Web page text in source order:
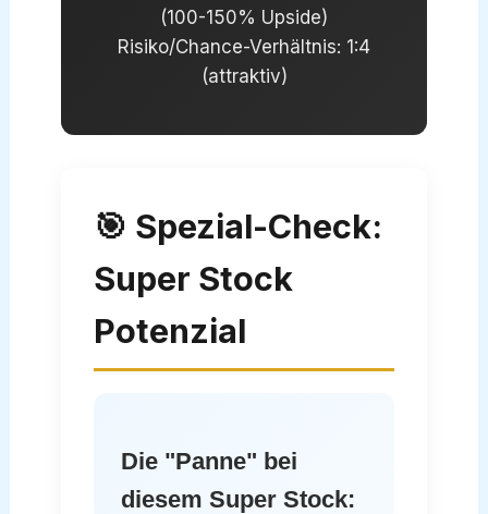
(100-150% Upside)
Risiko/Chance-Verhältnis: 1:4
(attraktiv)
🎯 Spezial-Check:
Super Stock
Potenzial
Die "Panne" bei
diesem Super Stock: